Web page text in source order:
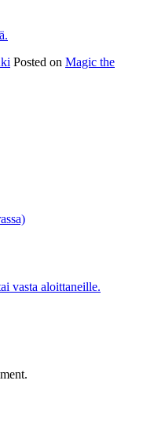
Posted on Magic the
vasta aloittaneille.